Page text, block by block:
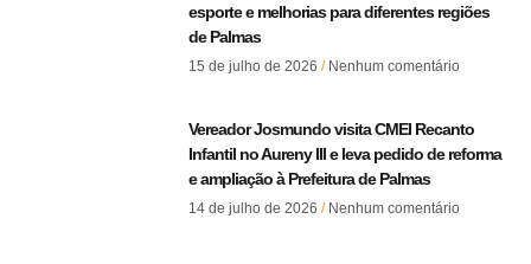
esporte e melhorias para diferentes regiões
de Palmas
15 de julho de 2026 Nenhum comentário
Vereador Josmundo visita CMEI Recanto
Infantil no Aureny III e leva pedido de reforma
e ampliação à Prefeitura de Palmas
14 de julho de 2026 Nenhum comentário